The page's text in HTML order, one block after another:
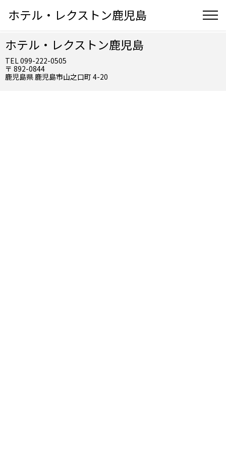
ホテル・レクストン鹿児島
ホテル・レクストン鹿児島
TEL 099-222-0505
〒 892-0844
鹿児島県 鹿児島市山之口町 4-20